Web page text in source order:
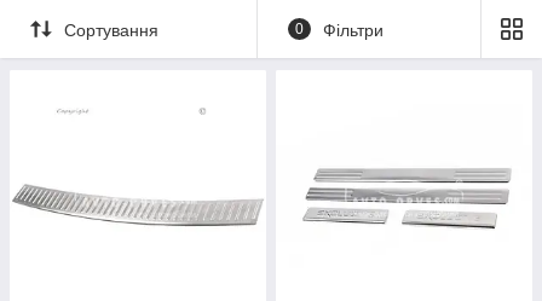
Сортування 0 Фільтри